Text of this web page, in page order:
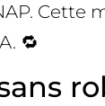
Cette
🔁